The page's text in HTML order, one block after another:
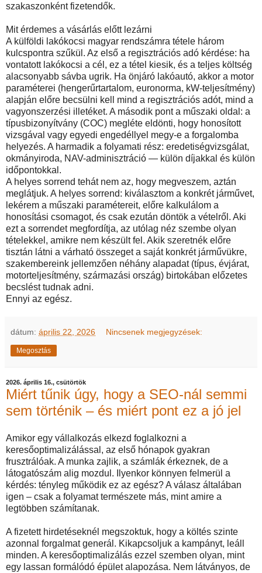
szakaszonként fizetendők.
Mit érdemes a vásárlás előtt lezárni
A külföldi lakókocsi magyar rendszámra tétele három
kulcspontra szűkül. Az első a regisztrációs adó kérdése: ha
vontatott lakókocsi a cél, ez a tétel kiesik, és a teljes költség
alacsonyabb sávba ugrik. Ha önjáró lakóautó, akkor a motor
paraméterei (hengerűrtartalom, euronorma, kW-teljesítmény)
alapján előre becsülni kell mind a regisztrációs adót, mind a
vagyonszerzési illetéket. A második pont a műszaki oldal: a
típusbizonyítvány (COC) megléte eldönti, hogy honosított
vizsgával vagy egyedi engedéllyel megy-e a forgalomba
helyezés. A harmadik a folyamati rész: eredetiségvizsgálat,
okmányiroda, NAV-adminisztráció — külön díjakkal és külön
időpontokkal.
A helyes sorrend tehát nem az, hogy megveszem, aztán
meglátjuk. A helyes sorrend: kiválasztom a konkrét járművet,
lekérem a műszaki paramétereit, előre kalkulálom a
honosítási csomagot, és csak ezután döntök a vételről. Aki
ezt a sorrendet megfordítja, az utólag néz szembe olyan
tételekkel, amikre nem készült fel. Akik szeretnék előre
tisztán látni a várható összeget a saját konkrét járművükre,
szakembereink jellemzően néhány alapadat (típus, évjárat,
motorteljesítmény, származási ország) birtokában előzetes
becslést tudnak adni.
Ennyi az egész.
dátum: április 22, 2026 Nincsenek megjegyzések:
Megosztás
2026. április 16., csütörtök
Miért tűnik úgy, hogy a SEO-nál semmi
sem történik – és miért pont ez a jó jel
Amikor egy vállalkozás elkezd foglalkozni a
keresőoptimalizálással, az első hónapok gyakran
frusztrálóak. A munka zajlik, a számlák érkeznek, de a
látogatószám alig mozdul. Ilyenkor könnyen felmerül a
kérdés: tényleg működik ez az egész? A válasz általában
igen – csak a folyamat természete más, mint amire a
legtöbben számítanak.
A fizetett hirdetéseknél megszoktuk, hogy a költés szinte
azonnal forgalmat generál. Kikapcsoljuk a kampányt, leáll
minden. A keresőoptimalizálás ezzel szemben olyan, mint
egy lassan formálódó épület alapozása. Nem látványos, de